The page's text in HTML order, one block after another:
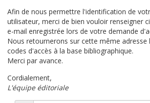
Afin de nous permettre l'identification de
utilisateur, merci de bien vouloir renseigner
e-mail enregistrée lors de votre demande
Nous retournerons sur cette même adresse
codes d'accès à la base bibliographique.
Merci par avance.
Cordialement,
L'équipe éditoriale